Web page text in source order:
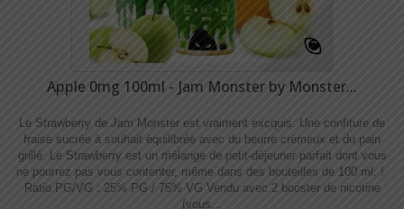
Apple 0mg 100ml - Jam Monster by Monster...
Le Strawberry de Jam Monster est vraiment excquis. Une confiture de
fraise sucrée à souhait équilibrée avec du beurre crémeux et du pain
grillé. Le Strawberry est un mélange de petit-déjeuner parfait dont vous
ne pourrez pas vous contenter, même dans des bouteilles de 100 ml. !
Ratio PG/VG : 25% PG / 75% VG Vendu avec 2 booster de nicotine
(vous...